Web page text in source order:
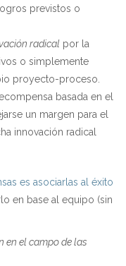
previstos o
radical por la
o simplemente
proyecto-proceso.
basada en el
un margen para el
innovación radical
es asociarlas al éxito
en base al equipo (sin
en el campo de las